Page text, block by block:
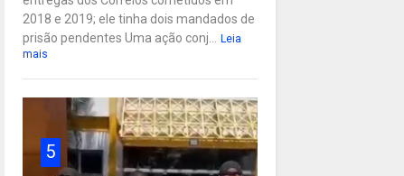
2018 e 2019; ele tinha dois mandados de
prisão pendentes Uma ação conj... Leia
mais
5